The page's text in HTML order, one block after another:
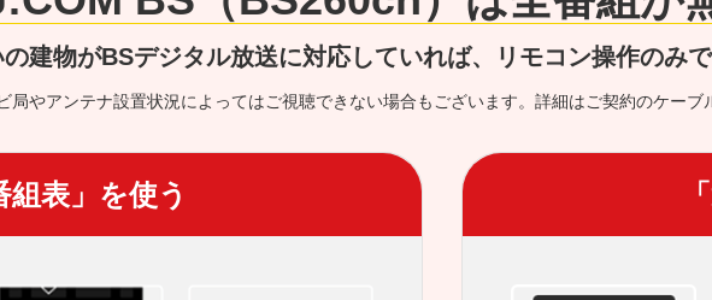
の建物がBSデジタル放送に対応していれば、リモコン操作のみ
局やアンテナ設置状況によってはご視聴できない場合もございます。詳細はご契約のケー
組表」を使う